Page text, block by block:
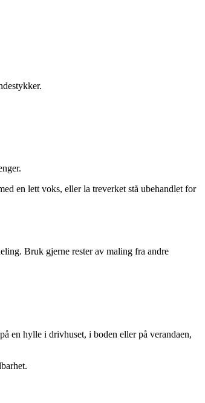
en lett voks, eller la treverket stå ubehandlet for
Bruk gjerne rester av maling fra andre
en hylle i drivhuset, i boden eller på verandaen,